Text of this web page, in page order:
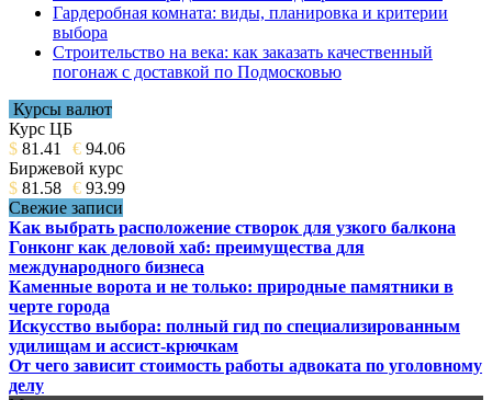
Гардеробная комната: виды, планировка и критерии
выбора
Строительство на века: как заказать качественный
погонаж с доставкой по Подмосковью
Курсы валют
Курс ЦБ
$ 81.41 € 94.06
Биржевой курс
$ 81.58 € 93.99
Свежие записи
Как выбрать расположение створок для узкого балкона
Гонконг как деловой хаб: преимущества для
международного бизнеса
Каменные ворота и не только: природные памятники в
черте города
Искусство выбора: полный гид по специализированным
удилищам и ассист-крючкам
От чего зависит стоимость работы адвоката по уголовному
делу